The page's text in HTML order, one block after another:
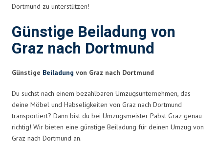
Dortmund zu unterstützen!
Günstige Beiladung von
Graz nach Dortmund
Günstige Beiladung von Graz nach Dortmund
Du suchst nach einem bezahlbaren Umzugsunternehmen, das
deine Möbel und Habseligkeiten von Graz nach Dortmund
transportiert? Dann bist du bei Umzugsmeister Pabst Graz genau
richtig! Wir bieten eine günstige Beiladung für deinen Umzug von
Graz nach Dortmund an.